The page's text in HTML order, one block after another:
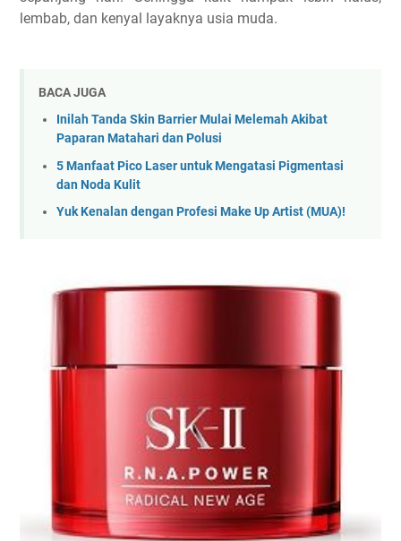
lembab, dan kenyal layaknya usia muda.
BACA JUGA
Inilah Tanda Skin Barrier Mulai Melemah Akibat
Paparan Matahari dan Polusi
5 Manfaat Pico Laser untuk Mengatasi Pigmentasi
dan Noda Kulit
Yuk Kenalan dengan Profesi Make Up Artist (MUA)!